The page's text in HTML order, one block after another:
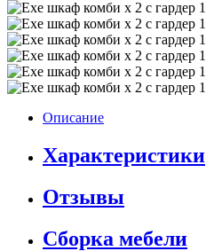
Описание
Характеристики
Отзывы
Сборка мебели